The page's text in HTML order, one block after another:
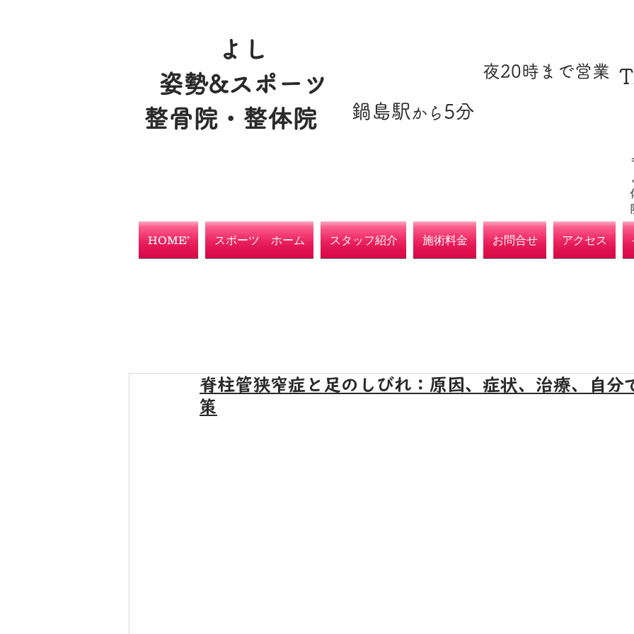
よし
姿勢&スポーツ
整骨院・整体院
​夜20時まで営業
​鍋島駅 から 5分
HOME’ スポーツ ホーム スタッフ紹介 施術料金 お問合せ アクセス
脊柱管狭窄症と足のしびれ：原因、症状、治療、自分
策